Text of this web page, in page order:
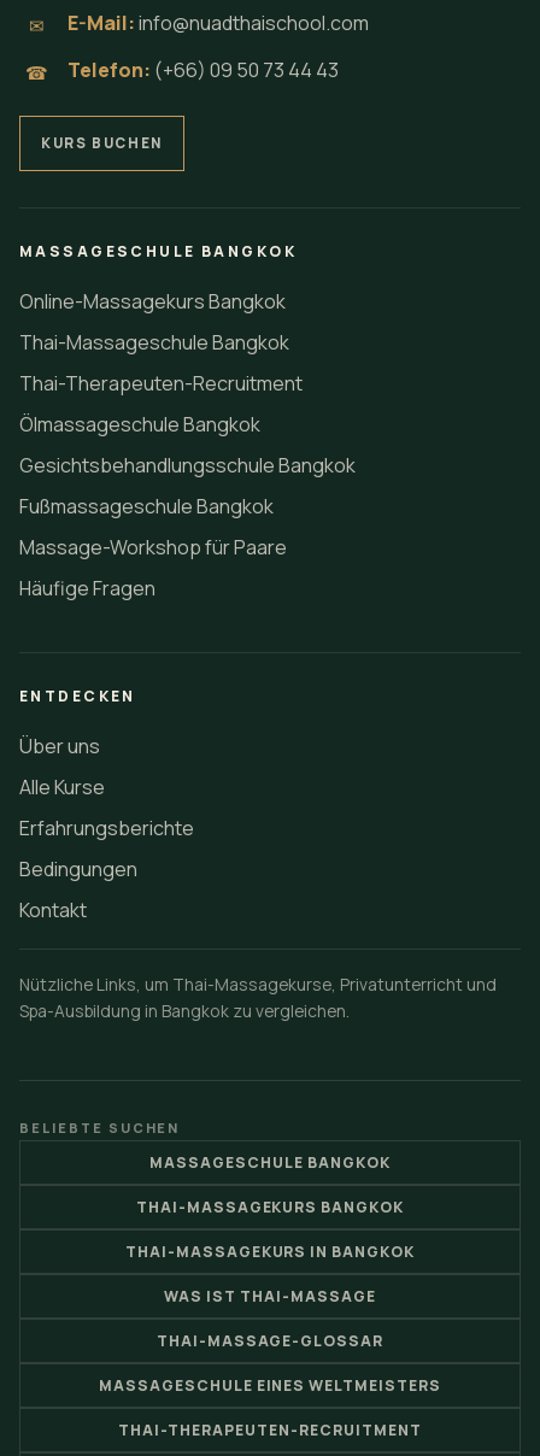
✉ E-Mail:info@nuadthaischool.com
☎ Telefon: (+66) 09 50 73 44 43
KURS BUCHEN
MASSAGESCHULE BANGKOK
Online-Massagekurs Bangkok
Thai-Massageschule Bangkok
Thai-Therapeuten-Recruitment
Ölmassageschule Bangkok
Gesichtsbehandlungsschule Bangkok
Fußmassageschule Bangkok
Massage-Workshop für Paare
Häufige Fragen
ENTDECKEN
Über uns
Alle Kurse
Erfahrungsberichte
Bedingungen
Kontakt
Nützliche Links, um Thai-Massagekurse, Privatunterricht und
Spa-Ausbildung in Bangkok zu vergleichen.
BELIEBTE SUCHEN
MASSAGESCHULE BANGKOK
THAI-MASSAGEKURS BANGKOK
THAI-MASSAGEKURS IN BANGKOK
WAS IST THAI-MASSAGE
THAI-MASSAGE-GLOSSAR
MASSAGESCHULE EINES WELTMEISTERS
THAI-THERAPEUTEN-RECRUITMENT